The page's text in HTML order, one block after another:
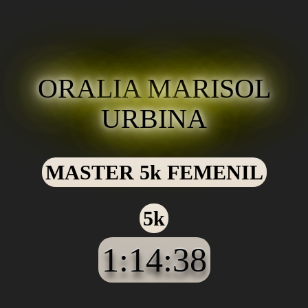
ORALIA MARISOL
URBINA
MASTER 5k FEMENIL
5k
1:14:38